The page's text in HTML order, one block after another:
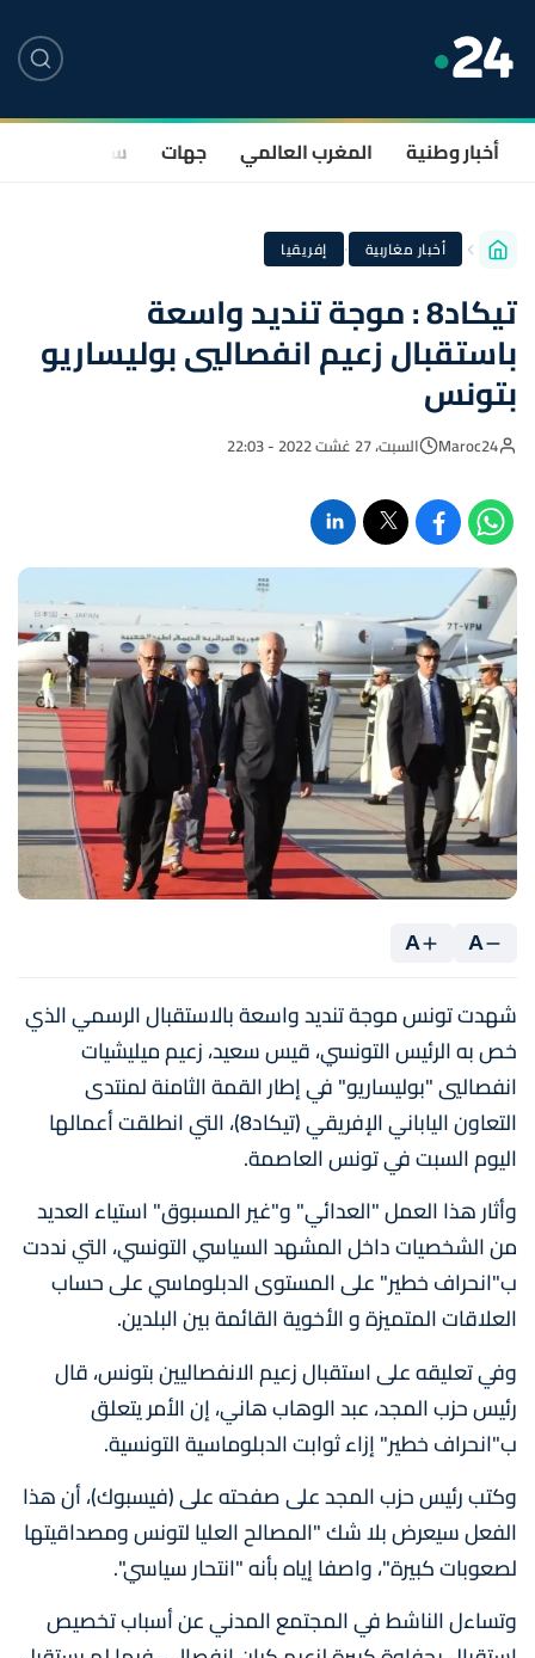
أخبار وطنية المغرب العالمي جهات سياسة
أخبار مغاربية · إفريقيا
تيكاد8 : موجة تنديد واسعة
باستقبال زعيم انفصاليي بوليساريو
بتونس
Maroc24 السبت، 27 غشت 2022 - 22:03
A
A
شهدت تونس موجة تنديد واسعة بالاستقبال الرسمي الذي
خص به الرئيس التونسي، قيس سعيد، زعيم ميليشيات
انفصاليي "بوليساريو" في إطار القمة الثامنة لمنتدى
التعاون الياباني الإفريقي (تيكاد8)، التي انطلقت أعمالها
اليوم السبت في تونس العاصمة.
وأثار هذا العمل "العدائي" و"غير المسبوق" استياء العديد
من الشخصيات داخل المشهد السياسي التونسي، التي نددت
ب"انحراف خطير" على المستوى الدبلوماسي على حساب
العلاقات المتميزة و الأخوية القائمة بين البلدين.
وفي تعليقه على استقبال زعيم الانفصاليين بتونس، قال
رئيس حزب المجد، عبد الوهاب هاني، إن الأمر يتعلق
ب"انحراف خطير" إزاء ثوابت الدبلوماسية التونسية.
وكتب رئيس حزب المجد على صفحته على (فيسبوك)، أن هذا
الفعل سيعرض بلا شك "المصالح العليا لتونس ومصداقيتها
لصعوبات كبيرة"، واصفا إياه بأنه "انتحار سياسي".
وتساءل الناشط في المجتمع المدني عن أسباب تخصيص